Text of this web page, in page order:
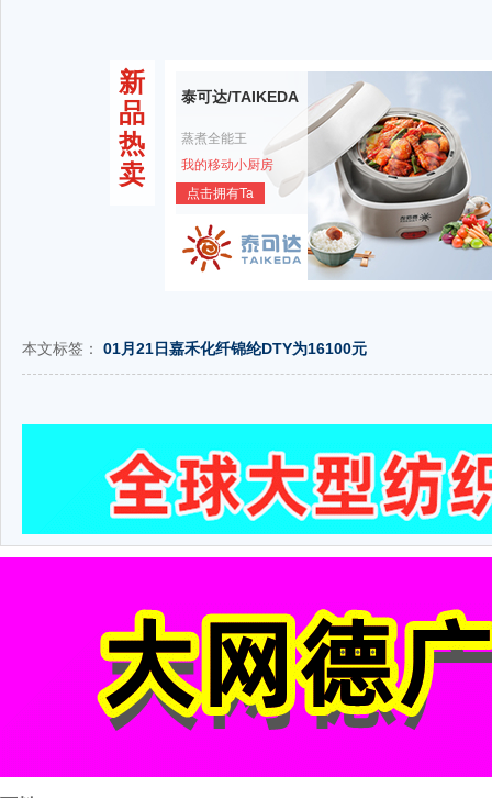
新
品
热
卖
泰可达/TAIKEDA
蒸煮全能王
我的移动小厨房
点击拥有Ta
本文标签： 01月21日嘉禾化纤锦纶DTY为16100元